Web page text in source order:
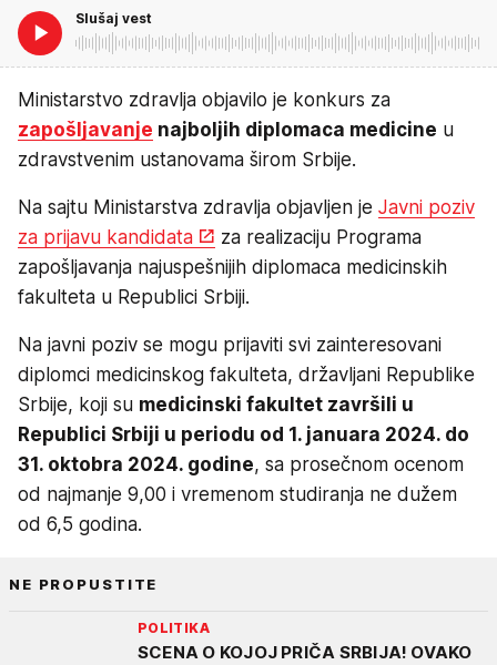
Slušaj vest
Ministarstvo zdravlja objavilo je konkurs za
zapošljavanje najboljih diplomaca medicine u
zdravstvenim ustanovama širom Srbije.
Na sajtu Ministarstva zdravlja objavljen je Javni poziv
za prijavu kandidata
za realizaciju Programa
zapošljavanja najuspešnijih diplomaca medicinskih
fakulteta u Republici Srbiji.
Na javni poziv se mogu prijaviti svi zainteresovani
diplomci medicinskog fakulteta, državljani Republike
Srbije, koji su medicinski fakultet završili u
Republici Srbiji u periodu od 1. januara 2024. do
31. oktobra 2024. godine, sa prosečnom ocenom
od najmanje 9,00 i vremenom studiranja ne dužem
od 6,5 godina.
NE PROPUSTITE
POLITIKA
SCENA O KOJOJ PRIČA SRBIJA! OVAKO